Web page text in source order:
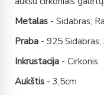
Metalas - Sidabras;
Praba - 925
Inkrustacija - Cirkonis
Aukštis - 3,5cm